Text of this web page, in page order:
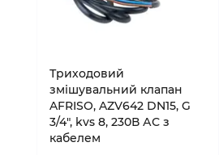
Триходовий
змішувальний клапан
AFRISO, AZV642 DN15, G
3/4", kvs 8, 230В АС з
кабелем